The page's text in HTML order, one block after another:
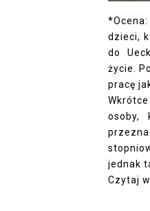
dzieci,
do
życie.
pracę
osoby,
jednak
Czytaj